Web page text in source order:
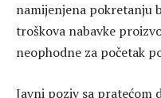
namijenjena pokretanju
troškova nabavke
neophodne za početak
Javni poziv sa pratećom